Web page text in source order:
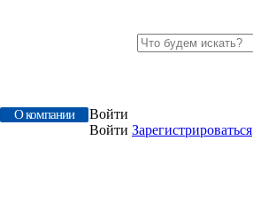
О компании
Войти
Войти Зарегистрироваться